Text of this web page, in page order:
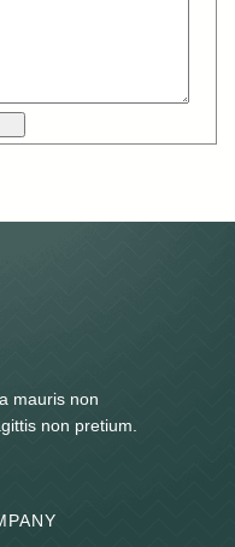
mauris non
non pretium.